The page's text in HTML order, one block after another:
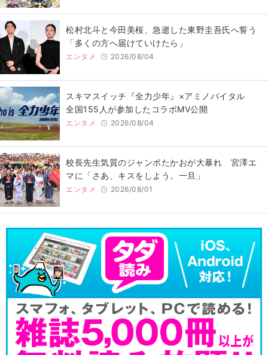
松村北斗と今田美桜、急逝した東野圭吾氏へ誓う
「多くの方へ届けていけたら」
エンタメ 2026/08/04
スキマスイッチ『全力少年』×アミノバイタル
全国155人が参加したコラボMV公開
エンタメ 2026/08/04
校長先生気質のジャンボたかおが大暴れ 宮澤エ
マに「さあ、キスをしよう。一旦」
エンタメ 2026/08/01